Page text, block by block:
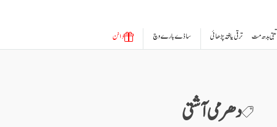
تبتی بدھ مت ترقی یافتہ پڑھائی ساڈے بارے وچ دانن
دھرمی آشتی